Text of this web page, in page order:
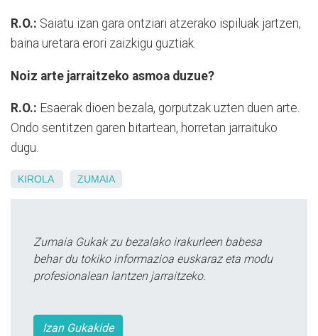
R.O.: Saiatu izan gara ontziari atzerako ispiluak jartzen,
baina uretara erori zaizkigu guztiak.
Noiz arte jarraitzeko asmoa duzue?
R.O.: Esaerak dioen bezala, gorputzak uzten duen arte.
Ondo sentitzen garen bitartean, horretan jarraituko
dugu.
KIROLA ZUMAIA
Zumaia Gukak zu bezalako irakurleen babesa
behar du tokiko informazioa euskaraz eta modu
profesionalean lantzen jarraitzeko.
Izan Gukakide